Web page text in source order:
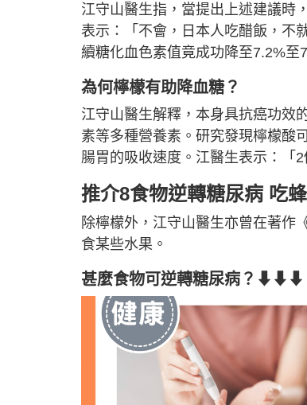
江守山醫生指，當提出上述建議時
表示：「不會，日本人吃醋飯，不
續糖化血色素值竟成功降至7.2%至
為何檸檬有助降血糖？
江守山醫生解釋，本身具抗癌功效
素等多種營養素。研究發現檸檬酸
腸胃的吸收速度。江醫生表示：「
推介8食物逆轉糖尿病 吃
除檸檬外，江守山醫生亦曾在著作
食某些水果。
甚麼食物可逆轉糖尿病？⬇⬇⬇